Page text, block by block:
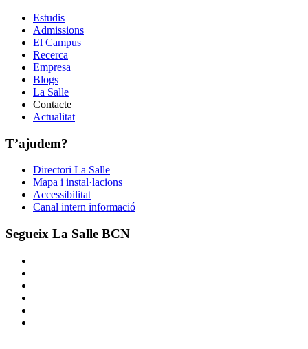
Estudis
Admissions
El Campus
Recerca
Empresa
Blogs
La Salle
Contacte
Actualitat
T’ajudem?
Directori La Salle
Mapa i instal·lacions
Accessibilitat
Canal intern informació
Segueix La Salle BCN